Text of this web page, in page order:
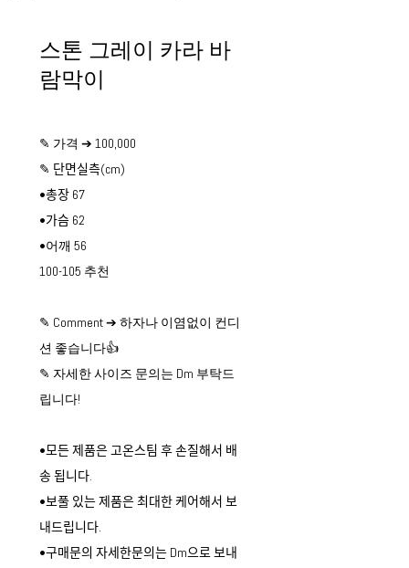
스톤 그레이 카라 바
람막이
✎ 가격 ➔ 100,000
✎ 단면실측(cm)
•총장 67
•가슴 62
•어깨 56
100-105 추천
✎ Comment ➔ 하자나 이염없이 컨디
션 좋습니다👍
✎ 자세한 사이즈 문의는 Dm 부탁드
립니다!
•모든 제품은 고온스팀 후 손질해서 배
송 됩니다.
•보풀 있는 제품은 최대한 케어해서 보
내드립니다.
•구매문의 자세한문의는 Dm으로 보내